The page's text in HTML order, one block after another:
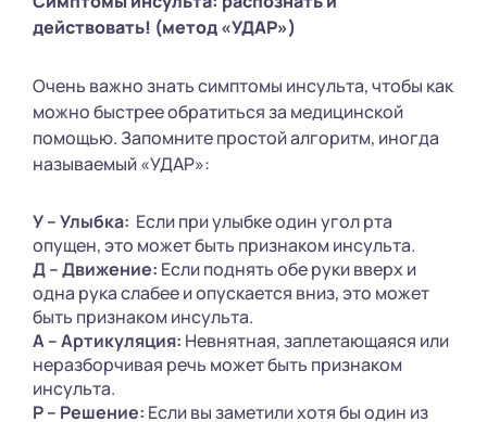
действовать! (метод «УДАР»)
Очень важно знать симптомы инсульта, чтобы как
можно быстрее обратиться за медицинской
помощью. Запомните простой алгоритм, иногда
называемый «УДАР»:
У – Улыбка: Если при улыбке один угол рта
опущен, это может быть признаком инсульта.
Д – Движение: Если поднять обе руки вверх и
одна рука слабее и опускается вниз, это может
быть признаком инсульта.
А – Артикуляция: Невнятная, заплетающаяся или
неразборчивая речь может быть признаком
инсульта.
Р – Решение: Если вы заметили хотя бы один из